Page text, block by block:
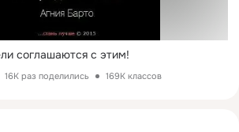
соглашаются с этим!
16K раз поделились 169K классов